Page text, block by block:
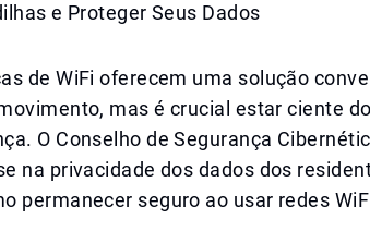
e Proteger Seus Dados
de WiFi oferecem uma solução
mas é crucial estar ciente
O Conselho de Segurança
na privacidade dos dados dos
permanecer seguro ao usar redes